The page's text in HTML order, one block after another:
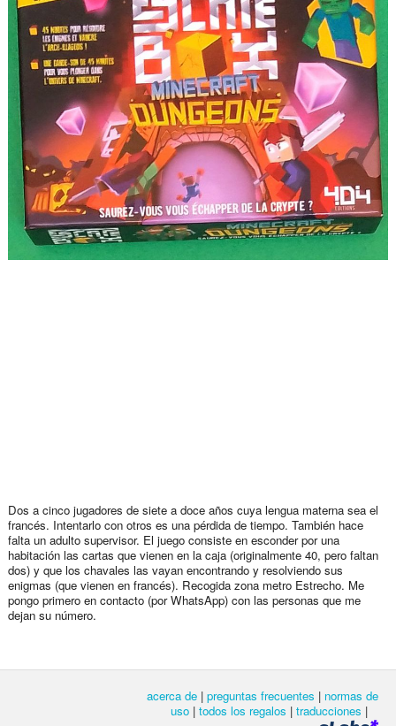
Dos a cinco jugadores de siete a doce años cuya lengua materna sea el
francés. Intentarlo con otros es una pérdida de tiempo. También hace
falta un adulto supervisor. El juego consiste en esconder por una
habitación las cartas que vienen en la caja (originalmente 40, pero faltan
dos) y que los chavales las vayan encontrando y resolviendo sus
enigmas (que vienen en francés). Recogida zona metro Estrecho. Me
pongo primero en contacto (por WhatsApp) con las personas que me
dejan su número.
acerca de | preguntas frecuentes | normas de
uso | todos los regalos | traducciones |